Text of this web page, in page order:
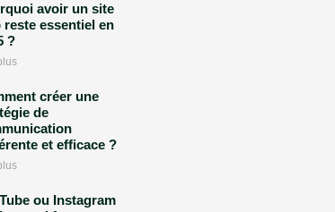
avoir un site
reste essentiel en
?
créer une
de
et efficace ?
ou Instagram